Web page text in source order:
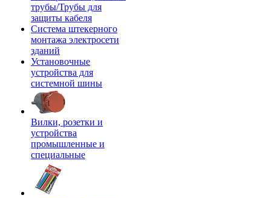
трубы/Трубы для
защиты кабеля
Система штекерного
монтажа электросети
зданий
Установочные
устройства для
системной шины
Вилки, розетки и
устройства
промышленные и
специальные